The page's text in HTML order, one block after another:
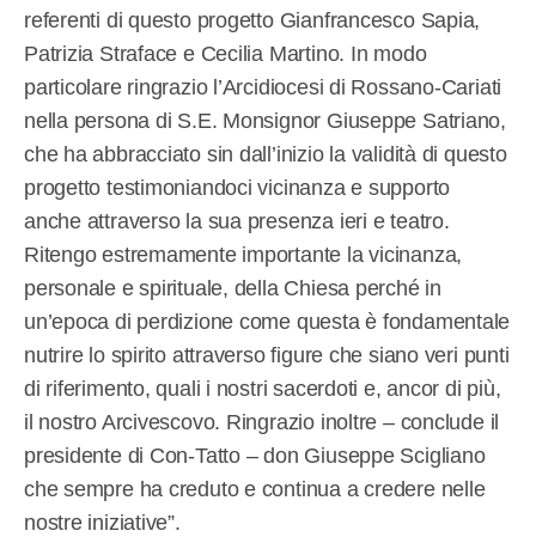
referenti di questo progetto Gianfrancesco Sapia,
Patrizia Straface e Cecilia Martino. In modo
particolare ringrazio l’Arcidiocesi di Rossano-Cariati
nella persona di S.E. Monsignor Giuseppe Satriano,
che ha abbracciato sin dall’inizio la validità di questo
progetto testimoniandoci vicinanza e supporto
anche attraverso la sua presenza ieri e teatro.
Ritengo estremamente importante la vicinanza,
personale e spirituale, della Chiesa perché in
un’epoca di perdizione come questa è fondamentale
nutrire lo spirito attraverso figure che siano veri punti
di riferimento, quali i nostri sacerdoti e, ancor di più,
il nostro Arcivescovo. Ringrazio inoltre – conclude il
presidente di Con-Tatto – don Giuseppe Scigliano
che sempre ha creduto e continua a credere nelle
nostre iniziative”.